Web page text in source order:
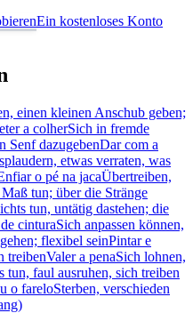
Ein kostenloses Konto
einen kleinen Anschub geben;
a colherSich in fremde
Senf dazugebenDar com a
etwas verraten, was
o pé na jacaÜbertreiben,
tun; über die Stränge
tun, untätig dastehen; die
cinturaSich anpassen können,
flexibel seinPintar e
treibenValer a penaSich lohnen,
tun, faul ausruhen, sich treiben
o fareloSterben, verschieden